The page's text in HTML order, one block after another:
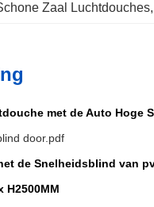
Zaal Luchtdouches,
met de Auto Hoge
door.pdf
de Snelheidsblind van
H2500MM